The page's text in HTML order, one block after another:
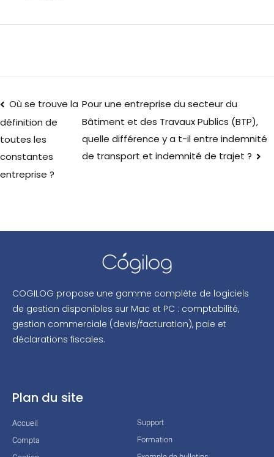
Où se trouve la
définition de
toutes les
constantes
entreprise ?
Pour une entreprise du secteur du
Bâtiment et des Travaux Publics (BTP),
quelle différence y a t-il entre indemnité
de transport et indemnité de trajet ?
COGILOG propose une gamme complète de logiciels
de gestion disponibles sur Mac et PC : comptabilité,
gestion commerciale (devis/facturation), paie et
déclarations fiscales.
Plan du site
Accueil
Compta
Support
Formation